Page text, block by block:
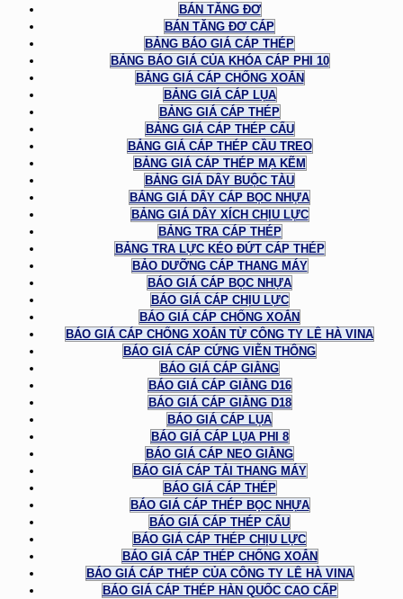
BÁN TĂNG ĐƠ
BÁN TĂNG ĐƠ CÁP
BẢNG BÁO GIÁ CÁP THÉP
BẢNG BÁO GIÁ CỦA KHÓA CÁP PHI 10
BẢNG GIÁ CÁP CHỐNG XOẮN
BẢNG GIÁ CÁP LỤA
BẢNG GIÁ CÁP THÉP
BẢNG GIÁ CÁP THÉP CẨU
BẢNG GIÁ CÁP THÉP CẦU TREO
BẢNG GIÁ CÁP THÉP MẠ KẼM
BẢNG GIÁ DÂY BUỘC TÀU
BẢNG GIÁ DÂY CÁP BỌC NHỰA
BẢNG GIÁ DÂY XÍCH CHỊU LỰC
BẢNG TRA CÁP THÉP
BẢNG TRA LỰC KÉO ĐỨT CÁP THÉP
BẢO DƯỠNG CÁP THANG MÁY
BÁO GIÁ CÁP BỌC NHỰA
BÁO GIÁ CÁP CHỊU LỰC
BÁO GIÁ CÁP CHỐNG XOẮN
BÁO GIÁ CÁP CHỐNG XOẮN TỪ CÔNG TY LÊ HÀ VINA
BÁO GIÁ CÁP CỨNG VIỄN THÔNG
BÁO GIÁ CÁP GIẰNG
BÁO GIÁ CÁP GIẰNG D16
BÁO GIÁ CÁP GIẰNG D18
BÁO GIÁ CÁP LỤA
BÁO GIÁ CÁP LỤA PHI 8
BÁO GIÁ CÁP NEO GIẰNG
BÁO GIÁ CÁP TẢI THANG MÁY
BÁO GIÁ CÁP THÉP
BÁO GIÁ CÁP THÉP BỌC NHỰA
BÁO GIÁ CÁP THÉP CẨU
BÁO GIÁ CÁP THÉP CHỊU LỰC
BÁO GIÁ CÁP THÉP CHỐNG XOẮN
BÁO GIÁ CÁP THÉP CỦA CÔNG TY LÊ HÀ VINA
BÁO GIÁ CÁP THÉP HÀN QUỐC CAO CẤP